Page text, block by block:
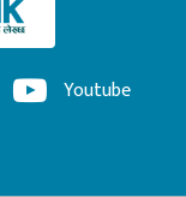
Youtube